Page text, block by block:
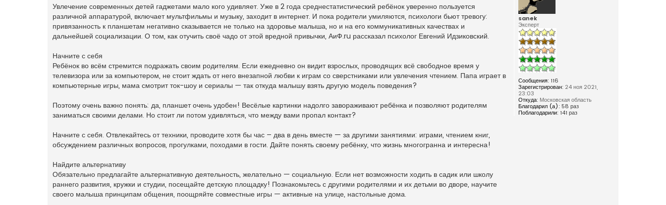
sanek
Эксперт
Сообщения: 116
Зарегистрирован: 24 ноя 2021,
23:03
Откуда: Московская область
Благодарил (а): 58 раз
Поблагодарили: 141 раз
п
р
о
ч
и
т
н
о
е
с
о
е
н
и
Увлечение современных детей гаджетами мало кого удивляет. Уже в 2 года среднестатистический ребёнок уверенно пользуется
различной аппаратурой, включает мультфильмы и музыку, заходит в интернет. И пока родители умиляются, психологи бьют тревогу:
привязанность к планшетам негативно сказывается не только на здоровье малыша, но и на его коммуникативных качествах и
дальнейшей социализации. О том, как отучить своё чадо от этой вредной привычки, АиФ.ru рассказал психолог Евгений Идзиковский.
Начните с себя
Ребёнок во всём стремится подражать своим родителям. Если ежедневно он видит взрослых, проводящих всё свободное время у
телевизора или за компьютером, не стоит ждать от него внезапной любви к играм со сверстниками или увлечения чтением. Папа играет в
компьютерные игры, мама смотрит ток-шоу и сериалы — так откуда малышу взять другую модель поведения?
Поэтому очень важно понять: да, планшет очень удобен! Весёлые картинки надолго завораживают ребёнка и позволяют родителям
заниматься своими делами. Но стоит ли потом удивляться, что между вами пропал контакт?
Начните с себя. Отвлекайтесь от техники, проводите хотя бы час – два в день вместе — за другими занятиями: играми, чтением книг,
обсуждением различных вопросов, прогулками, походами в гости. Дайте понять своему ребёнку, что жизнь многогранна и интересна!
Найдите альтернативу
Обязательно предлагайте альтернативную деятельность, желательно — социальную. Если нет возможности ходить в садик или школу
раннего развития, кружки и студии, посещайте детскую площадку! Познакомьтесь с другими родителями и их детьми во дворе, научите
своего малыша принципам общения, поощряйте совместные игры — активные на улице, настольные дома.